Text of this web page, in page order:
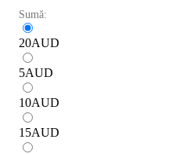
Sumă:
20AUD
5AUD
10AUD
15AUD